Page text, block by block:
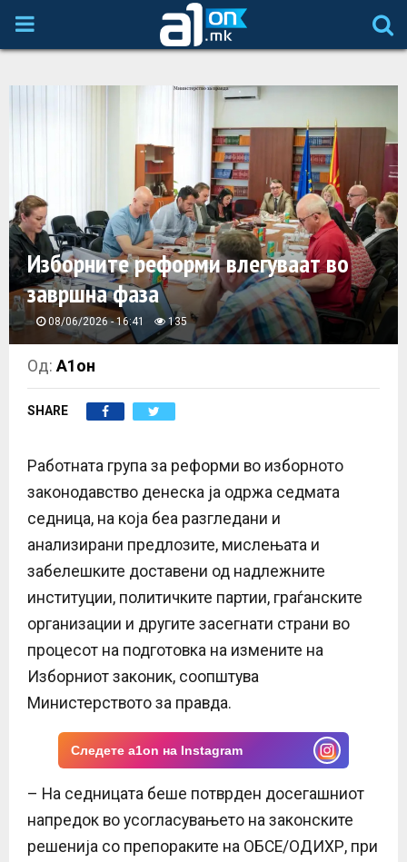
P
A
R
Y
M
E
N
U
Изборните реформи влегуваат во
завршна фаза
08/06/2026 - 16:41 135
Од:А1он
SHARE
Работната група за реформи во изборното
законодавство денеска ја одржа седмата
седница, на која беа разгледани и
анализирани предлозите, мислењата и
забелешките доставени од надлежните
институции, политичките партии, граѓанските
организации и другите засегнати страни во
процесот на подготовка на измените на
Изборниот законик, соопштува
Министерството за правда.
Следете a1on на Instagram
– На седницата беше потврден досегашниот
напредок во усогласувањето на законските
решенија со препораките на ОБСЕ/ОДИХР, при